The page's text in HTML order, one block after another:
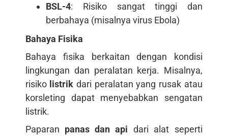
BSL-4: Risiko sangat tinggi dan
berbahaya (misalnya virus Ebola)
Bahaya Fisika
Bahaya fisika berkaitan dengan kondisi
lingkungan dan peralatan kerja. Misalnya,
risiko listrik dari peralatan yang rusak atau
korsleting dapat menyebabkan sengatan
listrik.
Paparan panas dan api dari alat seperti